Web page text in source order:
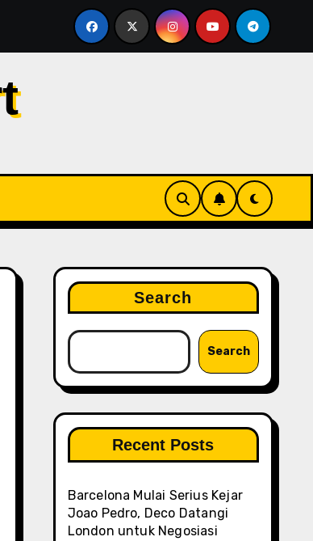
Tegaskan City Tak Bisa Bergantung pada
Search
Search
Recent Posts
Barcelona Mulai Serius Kejar
Joao Pedro, Deco Datangi
London untuk Negosiasi